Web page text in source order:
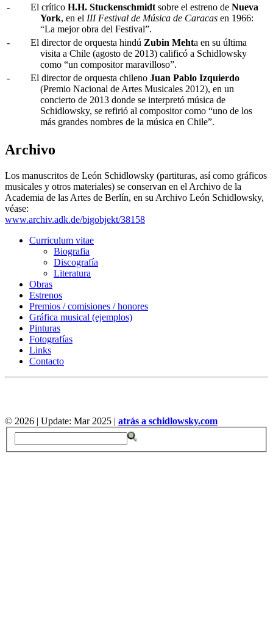
-
El crítico H.H. Stuckenschmidt sobre el estreno de Nueva
York, en el III Festival de Música de Caracas en 1966:
“La mejor obra del Festival”.
-
El director de orquesta hindú Zubin Mehta en su última
visita a Chile (agosto de 2013) calificó a Schidlowsky
como “un compositor maravilloso”.
-
El director de orquesta chileno Juan Pablo Izquierdo
(Premio Nacional de Artes Musicales 2012), en un
concierto de 2013 donde se interpretó música de
Schidlowsky, se refirió al compositor como “uno de los
más grandes nombres de la música en Chile”.
Archivo
Los manuscritos de León Schidlowsky (partituras, así como gráficos
musicales y otros materiales) se conservan en el Archivo de la
Academia de las Artes de Berlín, en su Archivo León Schidlowsky,
véase:
www.archiv.adk.de/bigobjekt/38158
Curriculum vitae
Biografia
Discografía
Literatura
Obras
Estrenos
Premios / comisiones / honores
Gráfica musical (ejemplos)
Pinturas
Fotografías
Links
Contacto
© 2026 | Update: Mar 2025 | atrás a schidlowsky.com